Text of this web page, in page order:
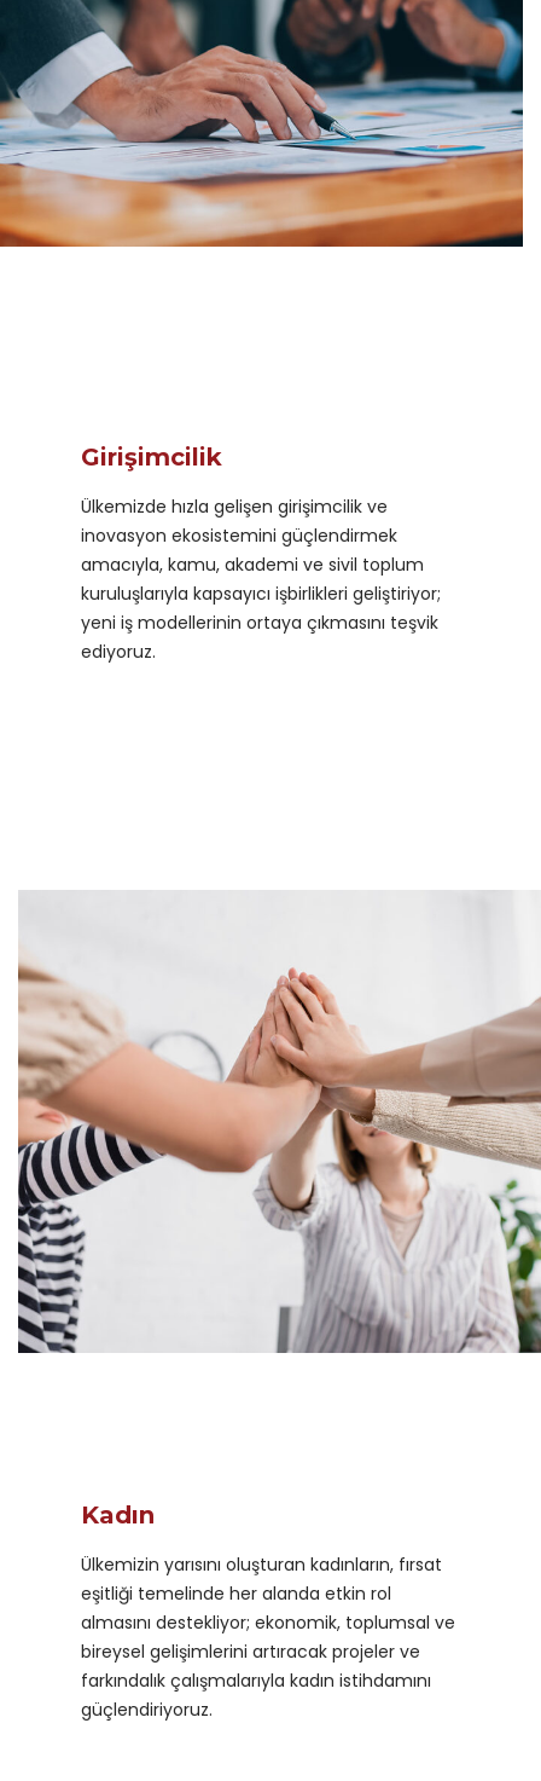
Girişimcilik
Ülkemizde hızla gelişen girişimcilik ve
inovasyon ekosistemini güçlendirmek
amacıyla, kamu, akademi ve sivil toplum
kuruluşlarıyla kapsayıcı işbirlikleri geliştiriyor;
yeni iş modellerinin ortaya çıkmasını teşvik
ediyoruz.
Kadın
Ülkemizin yarısını oluşturan kadınların, fırsat
eşitliği temelinde her alanda etkin rol
almasını destekliyor; ekonomik, toplumsal ve
bireysel gelişimlerini artıracak projeler ve
farkındalık çalışmalarıyla kadın istihdamını
güçlendiriyoruz.